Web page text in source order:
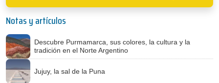
Notas y artículos
Descubre Purmamarca, sus colores, la cultura y la
tradición en el Norte Argentino
Jujuy, la sal de la Puna